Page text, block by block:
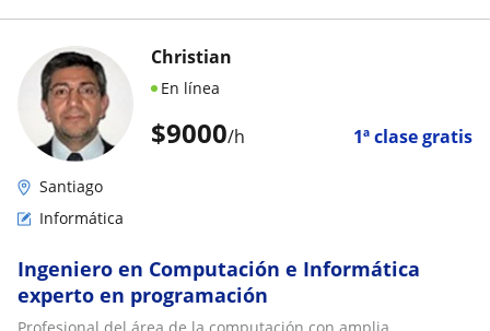
$9000/h 1ª clase gratis
Christian
En línea
Santiago
Informática
Ingeniero en Computación e Informática
experto en programación